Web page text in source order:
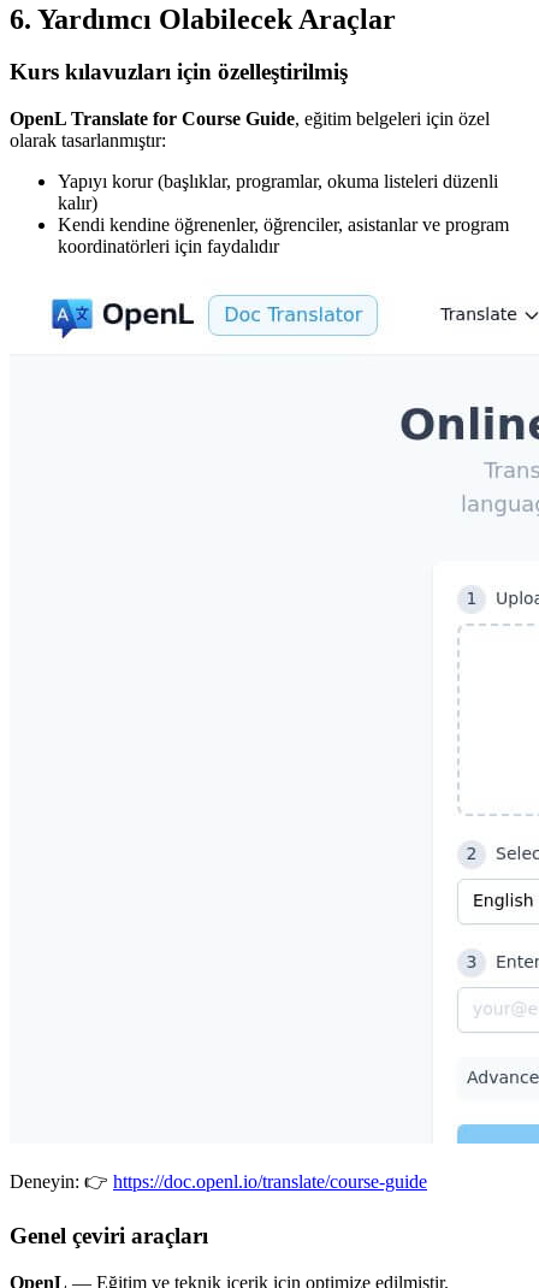
6. Yardımcı Olabilecek Araçlar
Kurs kılavuzları için özelleştirilmiş
OpenL Translate for Course Guide, eğitim belgeleri için özel
olarak tasarlanmıştır:
Yapıyı korur (başlıklar, programlar, okuma listeleri düzenli
kalır)
Kendi kendine öğrenenler, öğrenciler, asistanlar ve program
koordinatörleri için faydalıdır
Deneyin: 👉 https://doc.openl.io/translate/course-guide
Genel çeviri araçları
OpenL — Eğitim ve teknik içerik için optimize edilmiştir.